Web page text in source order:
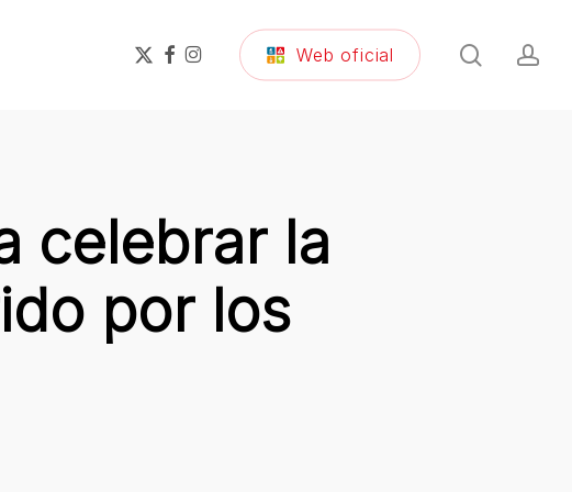
x-
twitter
facebook
instagram Web oficial search
celebrar la
por los